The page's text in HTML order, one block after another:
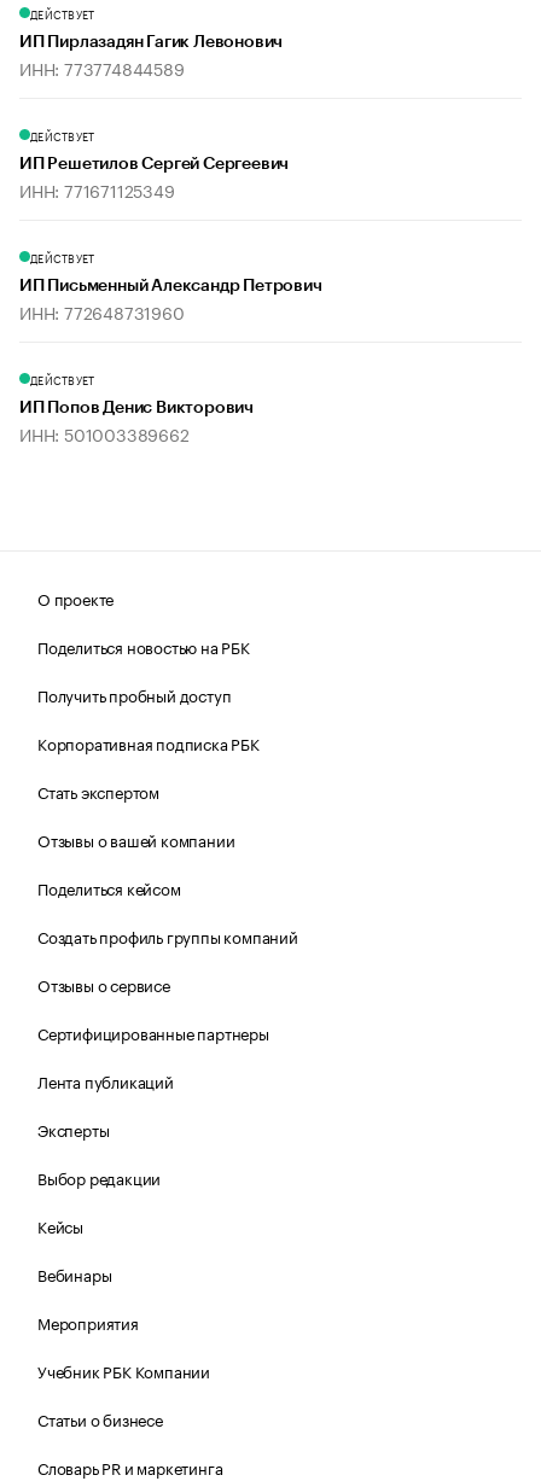
ДЕЙСТВУЕТ
ИП Пирлазадян Гагик Левонович
ИНН: 773774844589
ДЕЙСТВУЕТ
ИП Решетилов Сергей Сергеевич
ИНН: 771671125349
ДЕЙСТВУЕТ
ИП Письменный Александр Петрович
ИНН: 772648731960
ДЕЙСТВУЕТ
ИП Попов Денис Викторович
ИНН: 501003389662
О проекте
Поделиться новостью на РБК
Получить пробный доступ
Корпоративная подписка РБК
Стать экспертом
Отзывы о вашей компании
Поделиться кейсом
Создать профиль группы компаний
Отзывы о сервисе
Сертифицированные партнеры
Лента публикаций
Эксперты
Выбор редакции
Кейсы
Вебинары
Мероприятия
Учебник РБК Компании
Статьи о бизнесе
Словарь PR и маркетинга